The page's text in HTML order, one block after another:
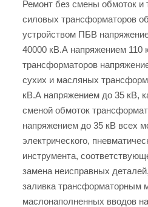
Ремонт без смены обмоток и
силовых трансформаторов
устройством ПБВ
40000 кВ.А напряжением 110
трансформаторов
сухих и масляных
кВ.А напряжением до 35 кВ,
сменой обмоток
напряжением до 35 кВ всех
электрического,
инструмента,
замена неисправных
заливка трансформаторным
маслонаполненных вводов